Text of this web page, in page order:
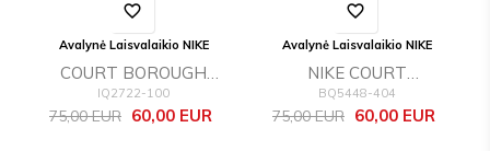
favorite_border
Avalynė Laisvalaikio NIKE
COURT BOROUGH
LOW NB (GS)
IQ2722-100
Bazinė
75,00 EUR Kaina
60,00 EUR
favorite_border
Avalynė Laisvalaikio NIKE
NIKE COURT
BOROUGH LOW 2 (GS)
BQ5448-404
Bazinė
75,00 EUR Kaina
60,00 EUR